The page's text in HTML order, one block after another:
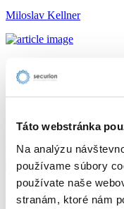
Táto webstránka
Na analýzu
používame súbory
používate naše
stranám, ktoré nám
Miloslav Kellner
Pseudonymizácia vs.
GDPR Nariadenie,
Miloslav Kellner
Šifrovanie ako